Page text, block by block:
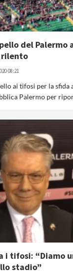
del Palermo
rilento
08:21
ai tifosi per la sfida
Palermo per
i tifosi: “Diamo
stadio”